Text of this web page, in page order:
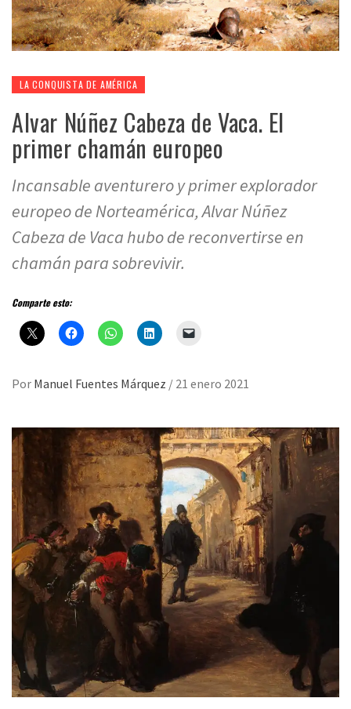
LA CONQUISTA DE AMÉRICA
Alvar Núñez Cabeza de Vaca. El
primer chamán europeo
Incansable aventurero y primer explorador
europeo de Norteamérica, Alvar Núñez
Cabeza de Vaca hubo de reconvertirse en
chamán para sobrevivir.
Comparte esto:
Por Manuel Fuentes Márquez / 21 enero 2021